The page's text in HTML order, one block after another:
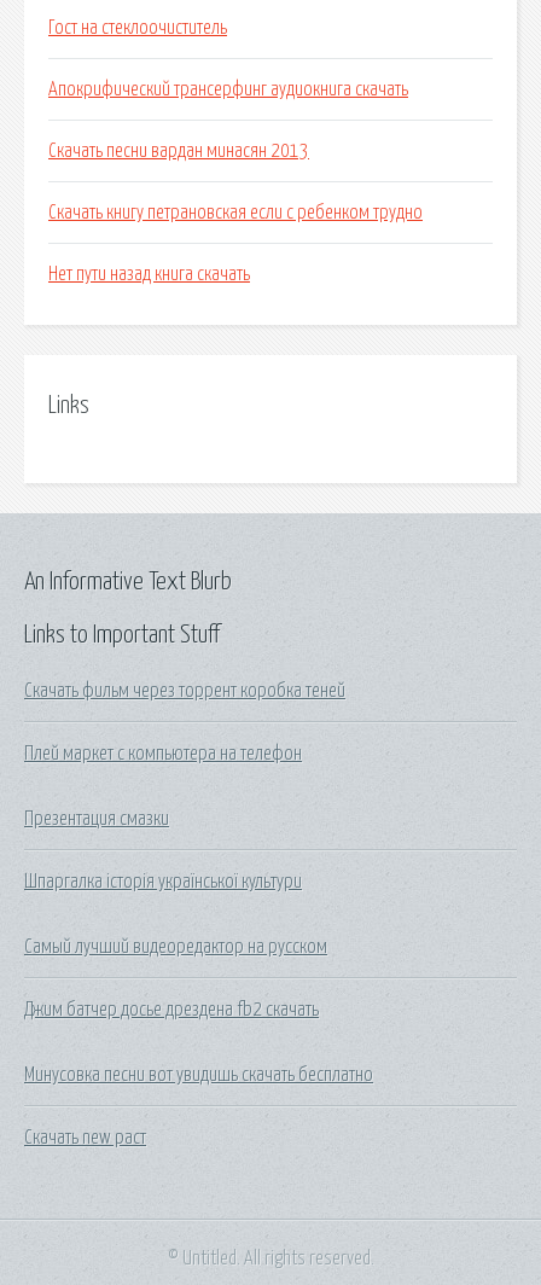
Гост на стеклоочиститель
Апокрифический трансерфинг аудиокнига скачать
Скачать песни вардан минасян 2013
Скачать книгу петрановская если с ребенком трудно
Нет пути назад книга скачать
Links
Links to Important Stuff
Скачать фильм через торрент коробка теней
Плей маркет с компьютера на телефон
Презентация смазки
Шпаргалка історія української культури
Самый лучший видеоредактор на русском
Джим батчер досье дрездена fb2 скачать
Минусовка песни вот увидишь скачать бесплатно
Скачать new раст
An Informative Text Blurb
© Untitled. All rights reserved.